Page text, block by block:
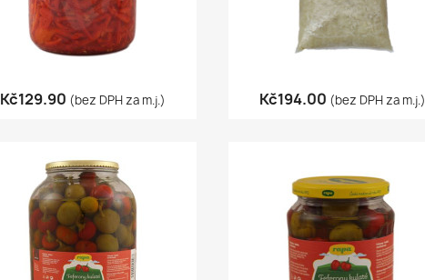
Quick view
Kč129.90 (bez DPH za m.j.) Quick view
Kč194.00 (bez DPH za m.j.)